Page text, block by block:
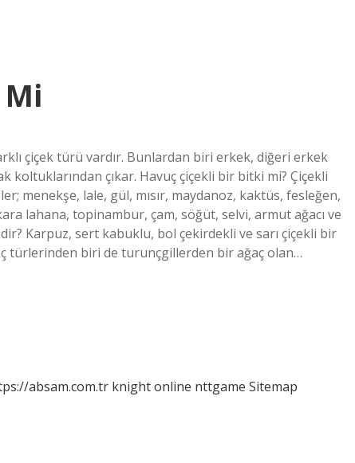
çiçek türü vardır. Bunlardan biri erkek, diğeri erkek
koltuklarından çıkar. Havuç çiçekli bir bitki mi? Çiçekli
menekşe, lale, gül, mısır, maydanoz, kaktüs, fesleğen,
lahana, topinambur, çam, söğüt, selvi, armut ağacı ve
Karpuz, sert kabuklu, bol çekirdekli ve sarı çiçekli bir
türlerinden biri de turunçgillerden bir ağaç olan…
absam.com.tr knight online nttgame Sitemap